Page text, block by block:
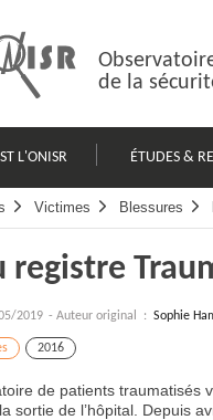
de la
L'ONISR ÉTUDES &
Victimes Blessures
2019 - Auteur original : Sophie
2016
de patients traumatisés
sortie de l’hôpital. Depuis